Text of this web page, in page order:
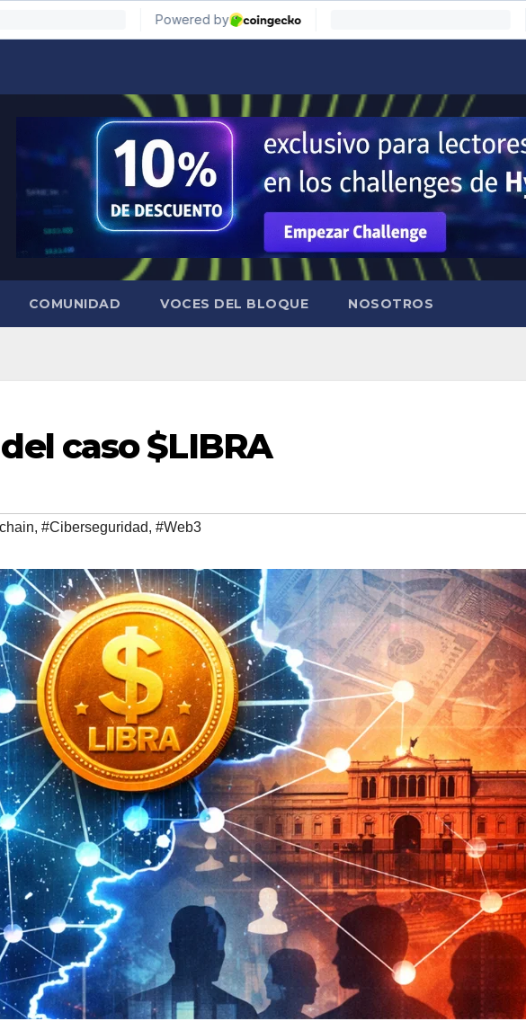
COMUNIDAD VOCES DEL BLOQUE NOSOTROS
caso $LIBRA
, #Ciberseguridad, #Web3